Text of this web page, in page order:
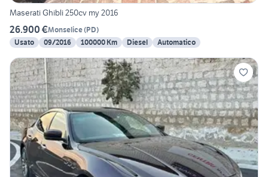
Maserati Ghibli 250cv my 2016
26.900 €Monselice(PD)
Usato
09/2016 100000 Km Diesel Automatico